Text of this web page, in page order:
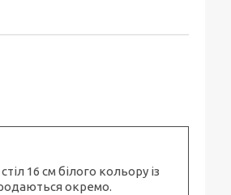
16 см білого кольору із
окремо.